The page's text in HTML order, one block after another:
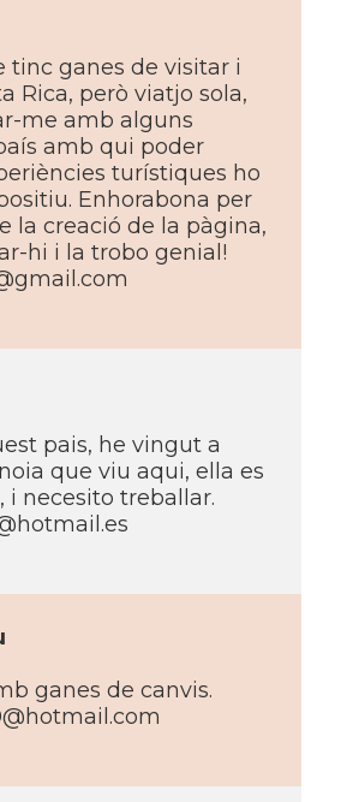
tinc ganes de visitar i
Rica, però viatjo sola,
me amb alguns
amb qui poder
turí­stiques ho
Enhorabona per
la creació de la pàgina,
hi i la trobo genial!
pais, he vingut a
que viu aqui, ella es
i necesito treballar.
ganes de canvis.